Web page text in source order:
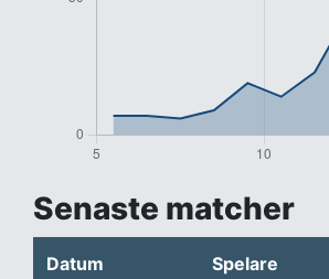
Senaste matcher
Datum Spelare